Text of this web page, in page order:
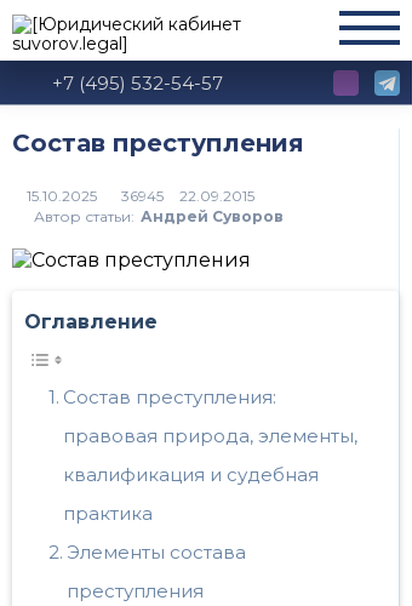
+7 (495) 532-54-57
Состав преступления
36945
Автор статьи: Андрей Суворов
Оглавление
Состав преступления:
правовая природа, элементы,
квалификация и судебная
практика
Элементы состава
преступления